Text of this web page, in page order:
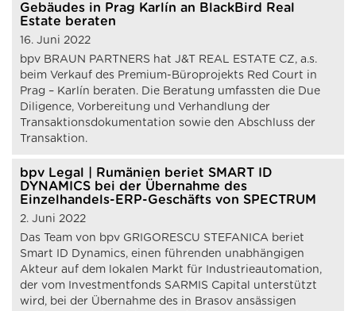
Gebäudes in Prag Karlín an BlackBird Real
Estate beraten
16. Juni 2022
bpv BRAUN PARTNERS hat J&T REAL ESTATE CZ, a.s.
beim Verkauf des Premium-Büroprojekts Red Court in
Prag – Karlín beraten. Die Beratung umfassten die Due
Diligence, Vorbereitung und Verhandlung der
Transaktionsdokumentation sowie den Abschluss der
Transaktion.
bpv Legal | Rumänien beriet SMART ID
DYNAMICS bei der Übernahme des
Einzelhandels-ERP-Geschäfts von SPECTRUM
2. Juni 2022
Das Team von bpv GRIGORESCU STEFANICA beriet
Smart ID Dynamics, einen führenden unabhängigen
Akteur auf dem lokalen Markt für Industrieautomation,
der vom Investmentfonds SARMIS Capital unterstützt
wird, bei der Übernahme des in Brasov ansässigen